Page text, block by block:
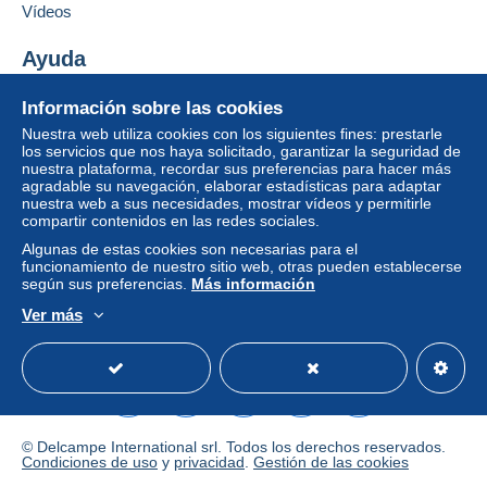
Condiciones de pago:
de Delcampe. Según las posibilidades ofrecidas por el
vendedor, puede utilizarPayPal, añadir unatarjeta de
crédito/débitoo realizar unatransferencia a su saldo.
No se realizan pagos por cheque o transferencia
bancaria directa al vendedor.
por Delcampe en la página "Mis compras: A pagar".
Un pago que no pase porel sistema de pago
integrado a la página
vendedor al comprador. Una compra no pagada puede
tener consecuencias en la cuenta del comprador.
Si las condiciones de venta del vendedor incluyen
cláusulas relativas al pago, estas se considerarán
nulas. Las condiciones de pago de la página web
Delcampe, tal y como se definen en lascondiciones de
Información sobre las cookies
Nuestra web utiliza cookies con los siguientes fines: prestarle
los servicios que nos haya solicitado, garantizar la seguridad de
nuestra plataforma, recordar sus preferencias para hacer más
agradable su navegación, elaborar estadísticas para adaptar
nuestra web a sus necesidades, mostrar vídeos y permitirle
compartir contenidos en las redes sociales.
Algunas de estas cookies son necesarias para el
funcionamiento de nuestro sitio web, otras pueden establecerse
según sus preferencias. Más información
Ver más
Vídeos
Ayuda
Comprar en Delcampe
Vender en Delcampe
Una página securizada
© Delcampe International srl. Todos los derechos reservados.
Condiciones de uso y privacidad Gestión de las cookies